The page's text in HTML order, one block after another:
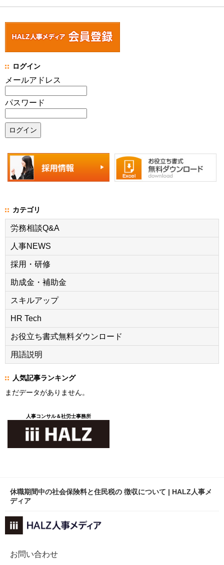
ログイン
メールアドレス
パスワード
カテゴリ
労務相談Q&A
人事NEWS
採用・研修
助成金・補助金
スキルアップ
HR Tech
お役立ち書式無料ダウンロード
用語説明
人気記事ランキング
まだデータがありません。
人事コンサル＆社労士事務所
休職期間中の社会保険料と住民税の 徴収について | HALZ人事メ
ディア
お問い合わせ